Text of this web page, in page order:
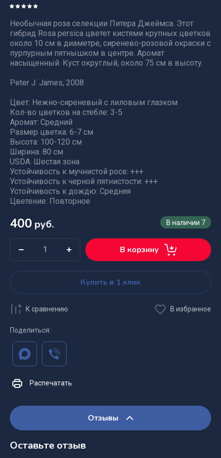
Необычная роза селекции Питера Джеймса. Этот
гибрид Rosa persica цветет кистями крупных цветков
около 10 см в диаметре, сиренево-розовой окраски с
пурпурным пятнышком в центре. Аромат
насыщенный. Куст округлый, около 75 см в высоту.
Peter J. James, 2008
Цвет: Нежно-сиреневый с лиловым глазком
Кол-во цветков на стебле: 3-5
Аромат: Средний
Размер цветка: 6-7 см
Высота: 100-120 см
Ширина: 80 см
USDA: Шестая зона
Устойчивость к мучнистой росе: +++
Устойчивость к черной пятнистости: +++
Устойчивость к дождю: Средняя
Цветение: Повторное
В наличии 7
400 руб.
В корзину
Купить в 1 клик
К сравнению В избранное
Поделиться:
Распечатать
Отзывы
Оставьте отзыв